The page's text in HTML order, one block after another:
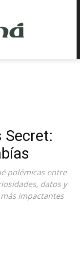
Secret:
polémicas entre
datos y
impactantes